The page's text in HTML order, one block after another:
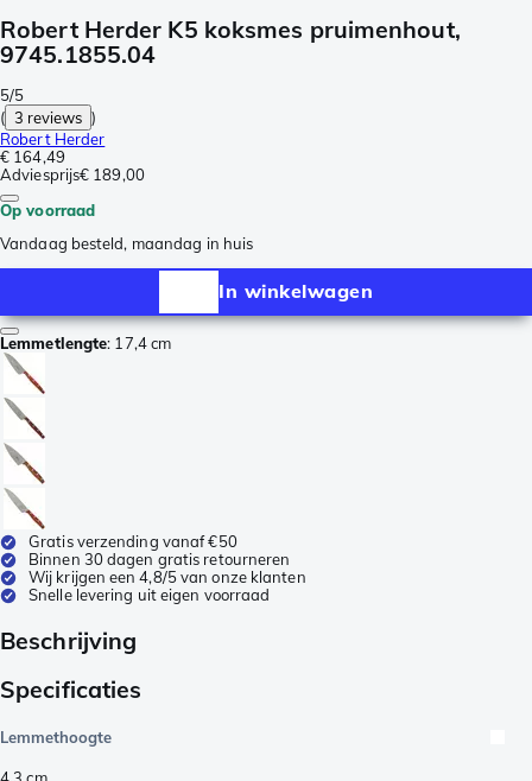
Robert Herder K5 koksmes pruimenhout,
9745.1855.04
5/5
( 3 reviews )
Robert Herder
€ 164,49
Adviesprijs€ 189,00
Op voorraad
Vandaag besteld, maandag in huis
In winkelwagen
Lemmetlengte: 17,4 cm
Gratis verzending vanaf €50
Binnen 30 dagen gratis retourneren
Wij krijgen een 4,8/5 van onze klanten
Snelle levering uit eigen voorraad
Beschrijving
Specificaties
Lemmethoogte
4,3 cm